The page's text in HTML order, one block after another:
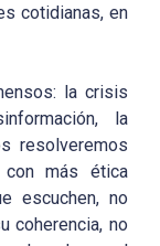
cotidianas, en
la crisis
la
resolveremos
con más ética
escuchen, no
coherencia, no